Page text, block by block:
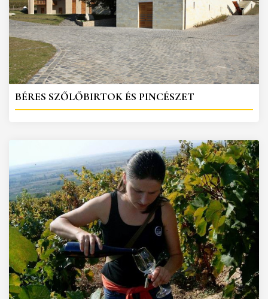
BÉRES SZŐLŐBIRTOK ÉS PINCÉSZET